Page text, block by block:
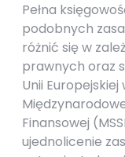
Pełna
podobnych
różnić się w
prawnych oraz
Unii
Finansowej
ujednolicenie